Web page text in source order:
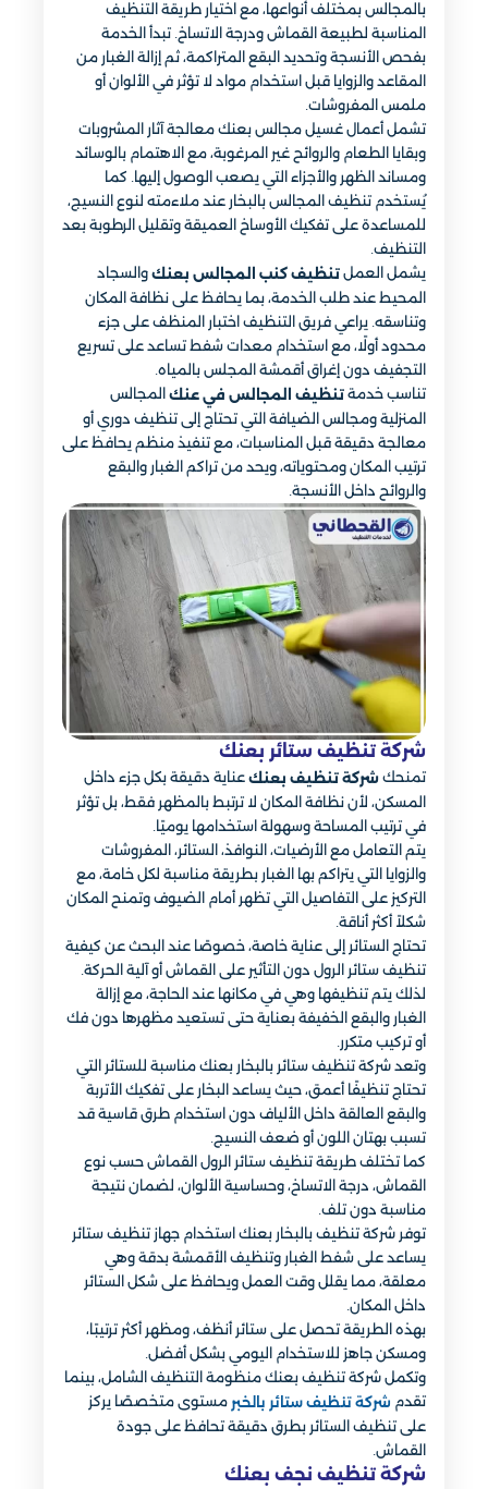
بالمجالس بمختلف أنواعها، مع اختيار طريقة التنظيف
المناسبة لطبيعة القماش ودرجة الاتساخ. تبدأ الخدمة
بفحص الأنسجة وتحديد البقع المتراكمة، ثم إزالة الغبار من
المقاعد والزوايا قبل استخدام مواد لا تؤثر في الألوان أو
ملمس المفروشات.
تشمل أعمال غسيل مجالس بعنك معالجة آثار المشروبات
وبقايا الطعام والروائح غير المرغوبة، مع الاهتمام بالوسائد
ومساند الظهر والأجزاء التي يصعب الوصول إليها. كما
يُستخدم تنظيف المجالس بالبخار عند ملاءمته لنوع النسيج،
للمساعدة على تفكيك الأوساخ العميقة وتقليل الرطوبة بعد
التنظيف.
يشمل العمل تنظيف كنب المجالس بعنك والسجاد
المحيط عند طلب الخدمة، بما يحافظ على نظافة المكان
وتناسقه. يراعي فريق التنظيف اختبار المنظف على جزء
محدود أولًا، مع استخدام معدات شفط تساعد على تسريع
التجفيف دون إغراق أقمشة المجلس بالمياه.
تناسب خدمة تنظيف المجالس في عنك المجالس
المنزلية ومجالس الضيافة التي تحتاج إلى تنظيف دوري أو
معالجة دقيقة قبل المناسبات، مع تنفيذ منظم يحافظ على
ترتيب المكان ومحتوياته، ويحد من تراكم الغبار والبقع
والروائح داخل الأنسجة.
شركة تنظيف ستائر بعنك
تمنحك شركة تنظيف بعنك عناية دقيقة بكل جزء داخل
المسكن، لأن نظافة المكان لا ترتبط بالمظهر فقط، بل تؤثر
في ترتيب المساحة وسهولة استخدامها يوميًا.
يتم التعامل مع الأرضيات، النوافذ، الستائر، المفروشات
والزوايا التي يتراكم بها الغبار بطريقة مناسبة لكل خامة، مع
التركيز على التفاصيل التي تظهر أمام الضيوف وتمنح المكان
شكلاً أكثر أناقة.
تحتاج الستائر إلى عناية خاصة، خصوصًا عند البحث عن كيفية
تنظيف ستائر الرول دون التأثير على القماش أو آلية الحركة.
لذلك يتم تنظيفها وهي في مكانها عند الحاجة، مع إزالة
الغبار والبقع الخفيفة بعناية حتى تستعيد مظهرها دون فك
أو تركيب متكرر.
وتعد شركة تنظيف ستائر بالبخار بعنك مناسبة للستائر التي
تحتاج تنظيفًا أعمق، حيث يساعد البخار على تفكيك الأتربة
والبقع العالقة داخل الألياف دون استخدام طرق قاسية قد
تسبب بهتان اللون أو ضعف النسيج.
كما تختلف طريقة تنظيف ستائر الرول القماش حسب نوع
القماش، درجة الاتساخ، وحساسية الألوان، لضمان نتيجة
مناسبة دون تلف.
توفر شركة تنظيف بالبخار بعنك استخدام جهاز تنظيف ستائر
يساعد على شفط الغبار وتنظيف الأقمشة بدقة وهي
معلقة، مما يقلل وقت العمل ويحافظ على شكل الستائر
داخل المكان.
بهذه الطريقة تحصل على ستائر أنظف، ومظهر أكثر ترتيبًا،
ومسكن جاهز للاستخدام اليومي بشكل أفضل.
وتكمل شركة تنظيف بعنك منظومة التنظيف الشامل، بينما
تقدم شركة تنظيف ستائر بالخبر مستوى متخصصًا يركز
على تنظيف الستائر بطرق دقيقة تحافظ على جودة
القماش.
شركة تنظيف نجف بعنك